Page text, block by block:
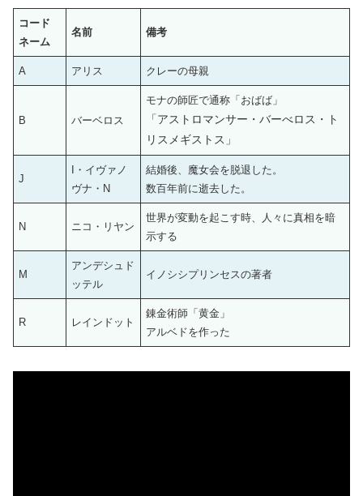
コード
ネーム
名前 備考
A アリス クレーの母親
B バーベロス
モナの師匠で通称「おばば」
「アストロマンサー・バーべロス・ト
リスメギストス」
J
I・イヴァノ
ヴナ・N
結婚後、魔女会を脱退した。
数百年前に逝去した。
N ニコ・リヤン
世界が変動を起こす時、人々に真相を暗
示する
M
アンデシュド
ッテル
イノシシプリンセスの著者
R レインドット
錬金術師「黄金」
アルベドを作った